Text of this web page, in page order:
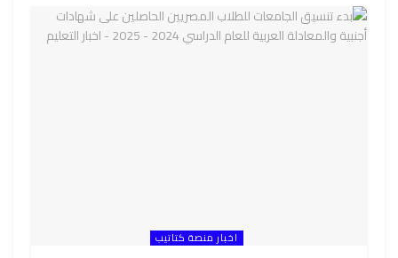
اخبار منصة كتاتيب